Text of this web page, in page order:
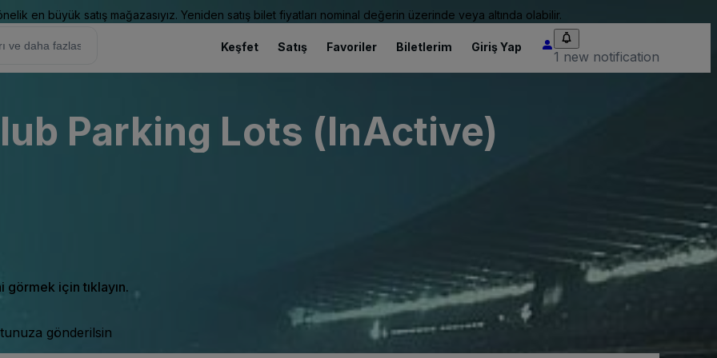
en büyük satış mağazasıyız. Yeniden satış bilet fiyatları nominal değerin üzerinde veya altında olabilir.
Keşfet Satış Favoriler Biletlerim Giriş Yap
1 new notification
Parking Lots (InActive)
için tıklayın.
gönderilsin